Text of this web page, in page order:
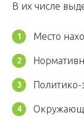
В их числе
Место
Политико-